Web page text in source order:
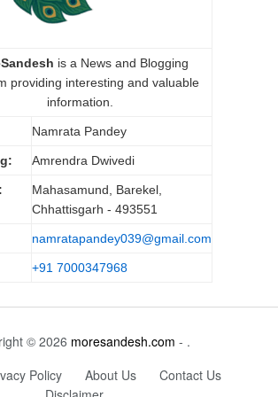
is a News and Blogging
providing interesting and valuable
information.
Namrata Pandey
Amrendra Dwivedi
Mahasamund, Barekel,
Chhattisgarh - 493551
namratapandey039@gmail.com
+91 7000347968
© 2026 moresandesh.com - .
Policy About Us
Contact Us